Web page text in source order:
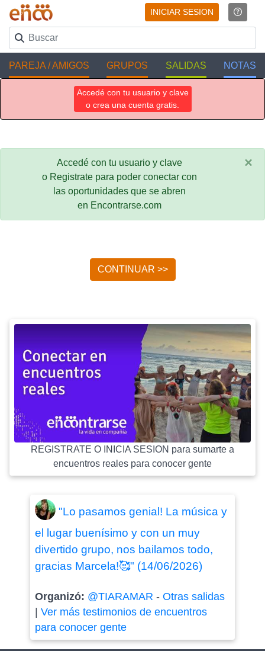
INICIAR SESION
PAREJA / AMIGOS GRUPOS SALIDAS NOTAS
Accedé con tu usuario y clave
o crea una cuenta gratis.
Accedé con tu usuario y clave
o Registrate para poder conectar con
las oportunidades que se abren
en Encontrarse.com
×
CONTINUAR >>
REGISTRATE O INICIA SESION para sumarte a
encuentros reales para conocer gente
"Lo pasamos genial! La música y
el lugar buenísimo y con un muy
divertido grupo, nos bailamos todo,
gracias Marcela!🥰" (14/06/2026)
Organizó: @TIARAMAR - Otras salidas
Ver más testimonios de encuentros
para conocer gente